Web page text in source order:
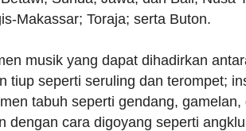
Makassar; Toraja; serta Buton.
musik yang dapat dihadirkan
tiup seperti seruling dan terompet;
tabuh seperti gendang,
dengan cara digoyang seperti